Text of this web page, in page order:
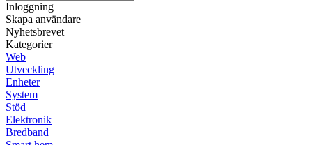
Inloggning
Skapa användare
Nyhetsbrevet
Kategorier
Web
Utveckling
Enheter
System
Stöd
Elektronik
Bredband